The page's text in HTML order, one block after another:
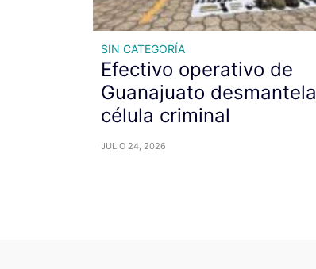
SIN CATEGORÍA
Efectivo operativo de
Guanajuato desmantela
célula criminal
JULIO 24, 2026